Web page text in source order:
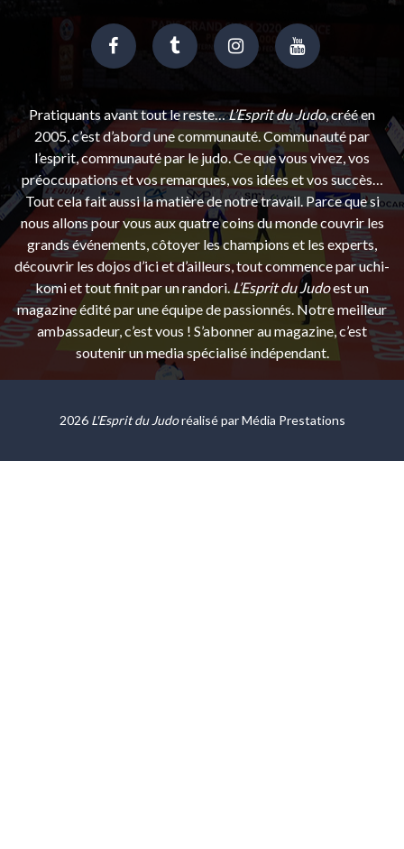
Pratiquants avant tout le reste…L’Esprit du Judo, créé en
2005, c’est d’abord une communauté. Communauté par
l’esprit, communauté par le judo. Ce que vous vivez, vos
préoccupations et vos remarques, vos idées et vos succès…
Tout cela fait aussi la matière de notre travail. Parce que si
nous allons pour vous aux quatre coins du monde couvrir les
grands événements, côtoyer les champions et les experts,
découvrir les dojos d’ici et d’ailleurs, tout commence par uchi-
komi et tout finit par un randori.L’Esprit du Judoest un
magazine édité par une équipe de passionnés. Notre meilleur
ambassadeur, c’est vous ! S’abonner au magazine, c’est
soutenir un media spécialisé indépendant.
2026 L'Esprit du Judoréalisé parMédia Prestations